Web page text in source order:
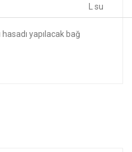
L su
yapılacak bağ